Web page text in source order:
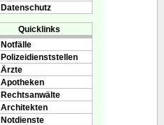
Datenschutz
Quicklinks
Notfälle
Polizeidienststellen
Ärzte
Apotheken
Rechtsanwälte
Architekten
Notdienste